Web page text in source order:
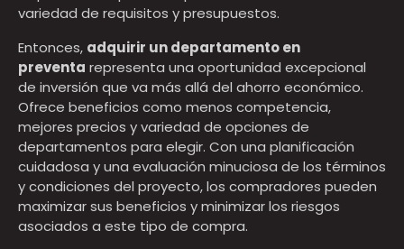
variedad de requisitos y presupuestos.
Entonces, adquirir un departamento en
preventa representa una oportunidad excepcional
de inversión que va más allá del ahorro económico.
Ofrece beneficios como menos competencia,
mejores precios y variedad de opciones de
departamentos para elegir. Con una planificación
cuidadosa y una evaluación minuciosa de los términos
y condiciones del proyecto, los compradores pueden
maximizar sus beneficios y minimizar los riesgos
asociados a este tipo de compra.